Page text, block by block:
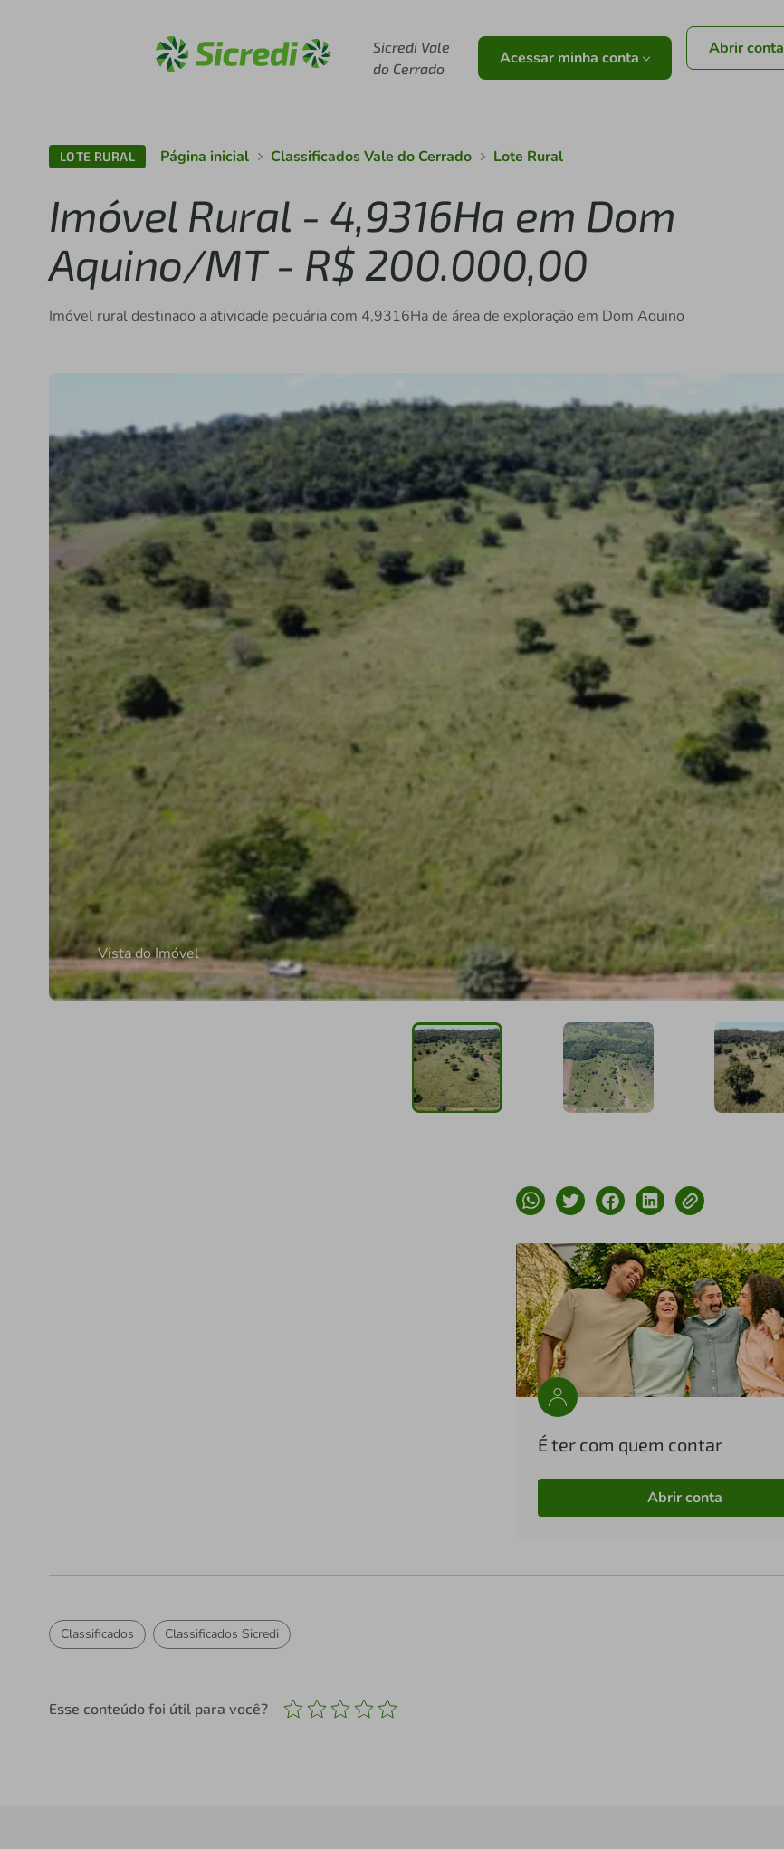
Sicredi Vale
do Cerrado
Acessar minha conta Abrir conta
LOTE RURAL Página inicial Classificados Vale do Cerrado Lote Rural
Imóvel Rural - 4,9316Ha em Dom
Aquino/MT - R$ 200.000,00
Imóvel rural destinado a atividade pecuária com 4,9316Ha de área de exploração em Dom Aquino
Vista do Imóvel
É ter com quem contar
Abrir conta
Classificados Classificados Sicredi
Esse conteúdo foi útil para você?